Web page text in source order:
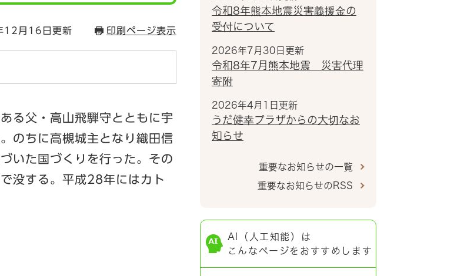
12月16日更新 印刷ページ表示
る父・高山飛騨守とともに宇
のちに高槻城主となり織田信
いた国づくりを行った。その
没する。平成28年にはカト
令和8年熊本地震災害義援金の
受付について
2026年7月30日更新
令和8年7月熊本地震 災害代理
寄附
2026年4月1日更新
うだ健幸プラザからの大切なお
知らせ
重要なお知らせの一覧
重要なお知らせのRSS
AI（人工知能）は
こんなページをおすすめします